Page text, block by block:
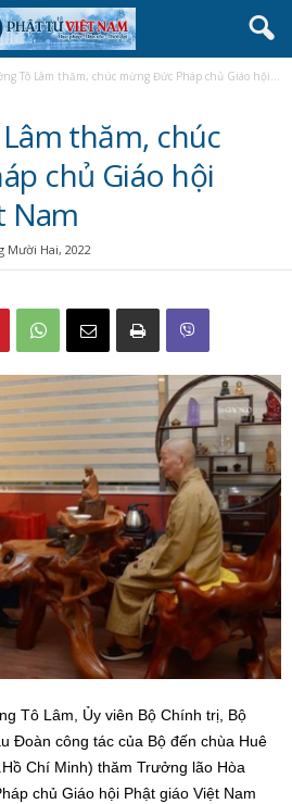
Tô Lâm thăm, chúc mừng Đức Pháp chủ Giáo hội...
thăm, chúc
chủ Giáo hội
Nam
Mười Hai, 2022
Tô Lâm, Ủy viên Bộ Chính trị, Bộ
Đoàn công tác của Bộ đến chùa Huê
Chí Minh) thăm Trưởng lão Hòa
chủ Giáo hội Phật giáo Việt Nam